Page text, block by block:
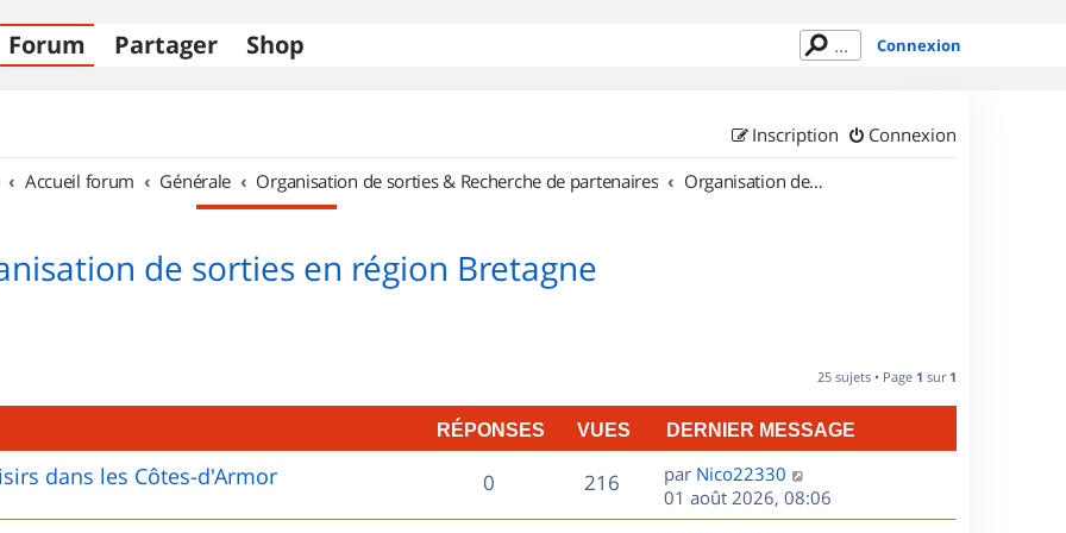
Forum Partager Shop Connexion
Connexion
Inscription
Accueil forum Générale Organisation de sorties & Recherche de partenaires Organisation de sorties en région Bretagne
de sorties en région Bretagne
25 sujets • Page 1 sur 1
RÉPONSES VUES DERNIER MESSAGE
dans les Côtes-d'Armor 0R
é
216V
u
D
e
r
par Nico22330
01 août 2026, 08:06